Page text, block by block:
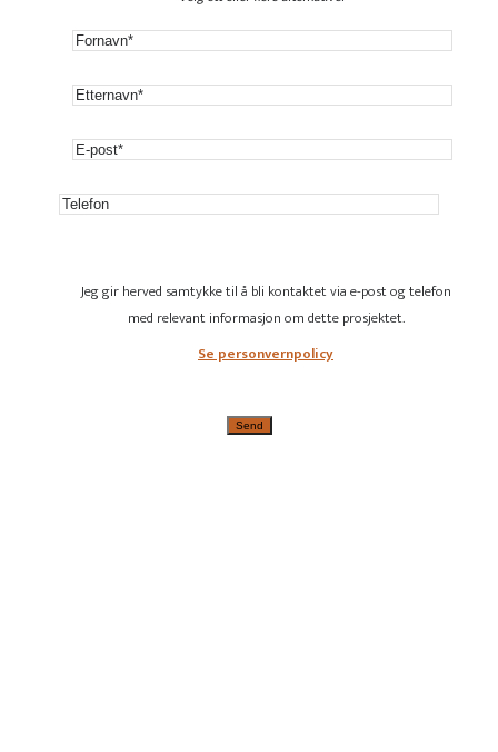
Jeg gir herved samtykke til å bli kontaktet via e-post og telefon
med relevant informasjon om dette prosjektet.
Se personvernpolicy